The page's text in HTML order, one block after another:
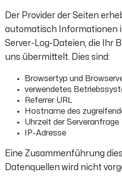
Der Provider der Seiten
automatisch Informationen
Server-Log-Dateien, die Ihr
uns übermittelt. Dies sind:
Browsertyp und
verwendetes
Referrer URL
Hostname des
Uhrzeit der Serveranfrage
IP-Adresse
Eine Zusammenführung
Datenquellen wird nicht